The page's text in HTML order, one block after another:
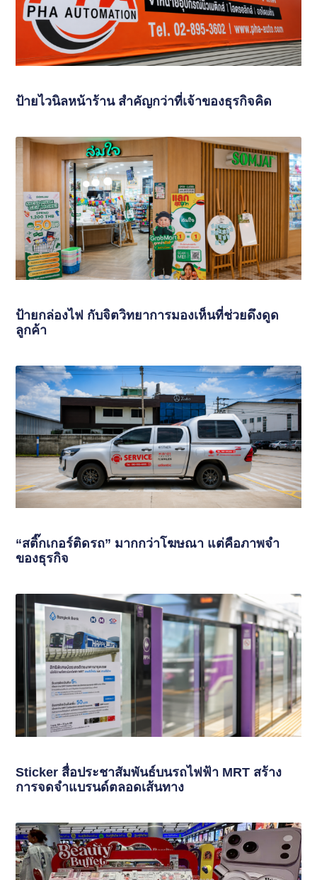
ป้ายไวนิลหน้าร้าน สำคัญกว่าที่เจ้าของธุรกิจคิด
ป้ายกล่องไฟ กับจิตวิทยาการมองเห็นที่ช่วยดึงดูด
ลูกค้า
“สติ๊กเกอร์ติดรถ” มากกว่าโฆษณา แต่คือภาพจำ
ของธุรกิจ
Sticker สื่อประชาสัมพันธ์บนรถไฟฟ้า MRT สร้าง
การจดจำแบรนด์ตลอดเส้นทาง